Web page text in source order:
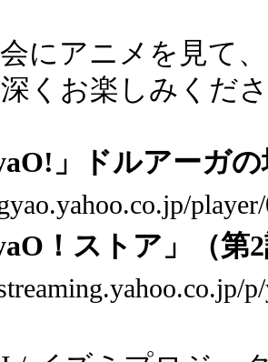
にアニメを見て
くお楽しみくだ
」ドルアーガ
！ストア」（第